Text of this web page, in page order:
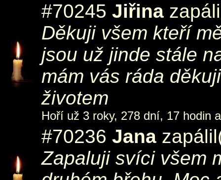
#70245 Jiřina
Děkuji všem kteří
jsou už jinde stále
mám vás ráda
životem
Hoří už 3 roky, 278 dní, 17 hodin
#70236 Jana
Zapaluji svíci všem